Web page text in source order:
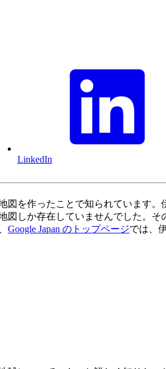
LinkedIn
を作ったことで知られています。
しか存在していませんでした。
Google Japan のトップページでは、